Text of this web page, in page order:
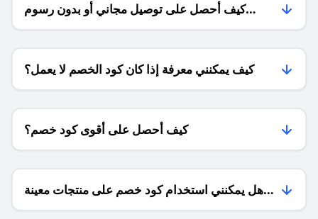
كيف أحصل على توصيل مجاني أو بدون رسوم
الشحن ؟
كيف يمكنني معرفة إذا كان كود الخصم لا يعمل؟
كيف أحصل على أقوى كود خصم؟
هل يمكنني استخدام كود خصم على منتجات معينة
فقط؟